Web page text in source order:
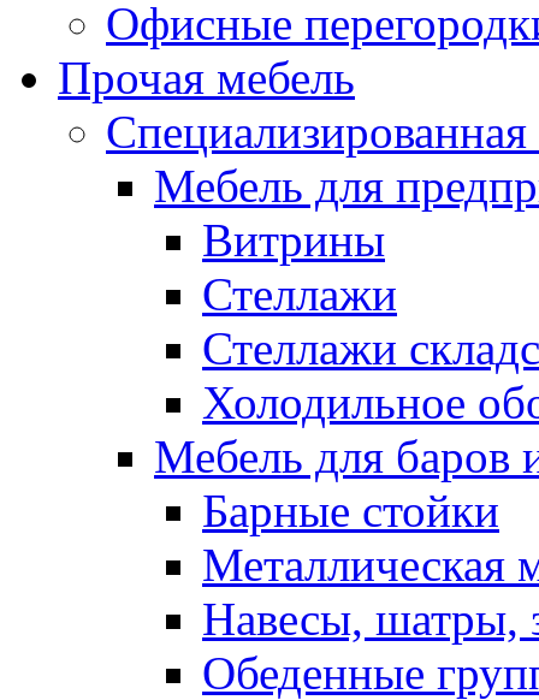
Офисные
Прочая мебель
Специализированная
Мебель для
Витрины
Стеллажи
Стеллажи
Холодильное
Мебель для баров
Барные стойки
Металлическая
Навесы, шатры,
Обеденные